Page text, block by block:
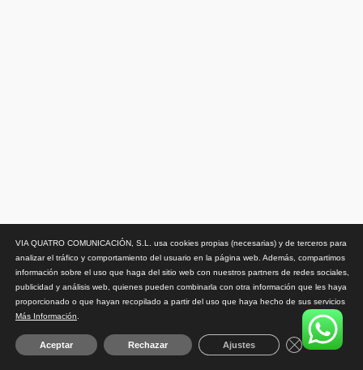
VIA QUATRO COMUNICACIÓN, S.L. usa cookies propias (necesarias) y de terceros para
analizar el tráfico y comportamiento del usuario en la página web. Además, compartimos
información sobre el uso que haga del sitio web con nuestros partners de redes sociales,
publicidad y análisis web, quienes pueden combinarla con otra información que les haya
proporcionado o que hayan recopilado a partir del uso que haya hecho de sus servicios
Más Información
Aceptar Rechazar Ajustes Close GDPR